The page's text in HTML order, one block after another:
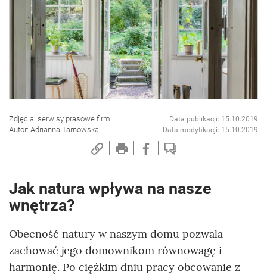
Zdjęcia: serwisy prasowe firm
Autor: Adrianna Tarnowska
Data publikacji: 15.10.2019
Data modyfikacji: 15.10.2019
Jak natura wpływa na nasze
wnętrza?
Obecność natury w naszym domu pozwala
zachować jego domownikom równowagę i
harmonię. Po ciężkim dniu pracy obcowanie z